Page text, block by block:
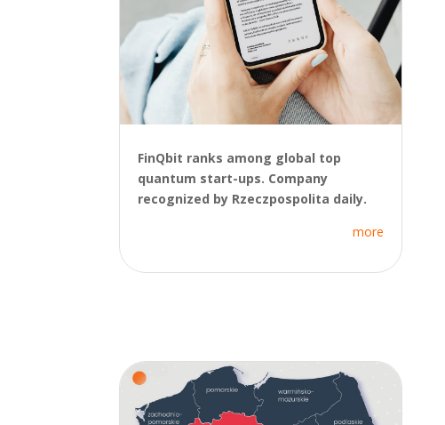
FinQbit ranks among global top
quantum start-ups. Company
recognized by Rzeczpospolita daily.
more